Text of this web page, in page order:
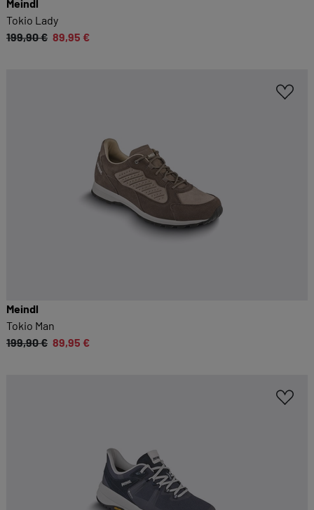
Meindl
Tokio Lady
199,90 € 89,95 €
Meindl
Tokio Man
199,90 € 89,95 €